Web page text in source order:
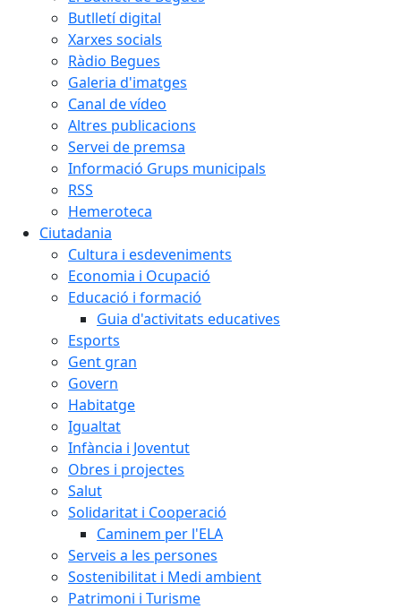
Butlletí digital
Xarxes socials
Ràdio Begues
Galeria d'imatges
Canal de vídeo
Altres publicacions
Servei de premsa
Informació Grups municipals
RSS
Hemeroteca
Ciutadania
Cultura i esdeveniments
Economia i Ocupació
Educació i formació
Guia d'activitats educatives
Esports
Gent gran
Govern
Habitatge
Igualtat
Infància i Joventut
Obres i projectes
Salut
Solidaritat i Cooperació
Caminem per l'ELA
Serveis a les persones
Sostenibilitat i Medi ambient
Patrimoni i Turisme